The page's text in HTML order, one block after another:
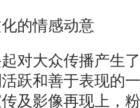
化的情感动意
大众传播产生了
跃和善于表现的
及影像再现上，